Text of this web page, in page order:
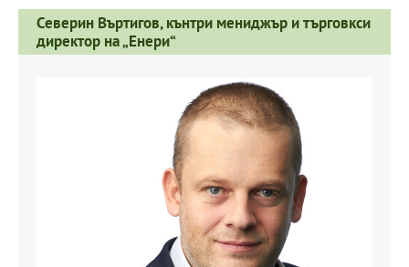
Северин Въртигов, кънтри мениджър и търговкси
директор на „Енери“